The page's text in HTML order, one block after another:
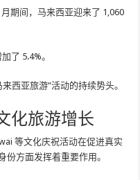
期间，马来西亚迎来了 1,060
了 5.4%。
西亚旅游”活动的持续势头。
化旅游增长
等文化庆祝活动在促进真实
份方面发挥着重要作用。